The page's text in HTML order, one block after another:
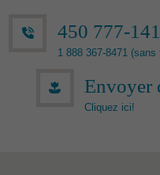
450 777-
1 888 367-8471 (sans
Envoyer
Cliquez ici!